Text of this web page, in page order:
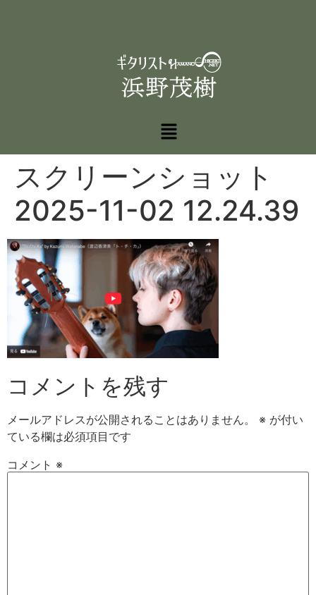
スクリーンショット
2025-11-02 12.24.39
コメントを残す
メールアドレスが公開されることはありません。 ※ が付い
ている欄は必須項目です
コメント ※